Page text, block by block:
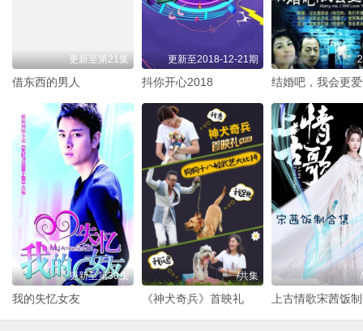
更新至第21集
借东西的男人
更新至2018-12-21期
抖你开心2018 结婚吧，我会更
更新至第30集
我的失忆女友
/共集
《神犬奇兵》首映礼 上古情歌宋茜饭